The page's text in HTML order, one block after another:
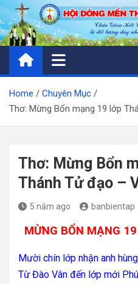
Skip
to
content
Home
Chuyên Mục
Thơ: Mừng Bổn mạng 19 lớp
Thơ: Mừng Bổn
Thánh Tử đạo –
5 năm ago banbientap
MỪNG BỔN MẠNG
Mười chín lớp nhận anh
Từ Đào Vân đến lớp mới